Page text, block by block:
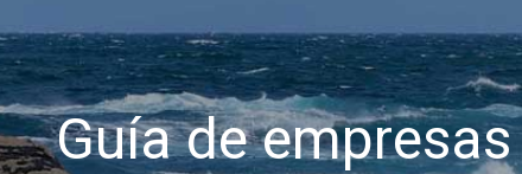
Guía de empresas